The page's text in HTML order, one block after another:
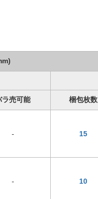
ラ売可能 梱包枚数
- 15
- 10